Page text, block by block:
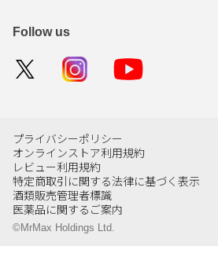
Follow us
プライバシーポリシー
オンラインストア利用規約
レビュー利用規約
特定商取引に関する法律に基づく表示
酒類販売管理者標識
医薬品に関するご案内
©MrMax Holdings Ltd.